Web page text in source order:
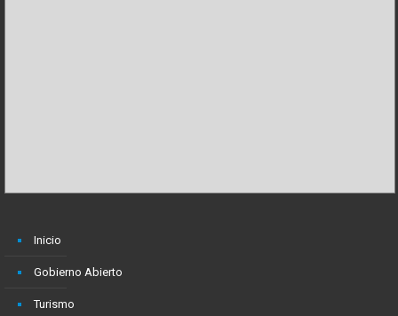
Inicio
Gobierno Abierto
Turismo